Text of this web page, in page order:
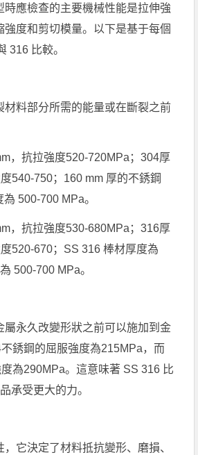
時應檢查的主要機械性能是拉伸強
強度和剪切模量。以下是基于每個
316 比較。
材料部分所需的能量或在斷裂之前
，抗拉強度520-720MPa；304厚
540-750；160 mm 厚的不銹鋼
500-700 MPa。
，抗拉強度530-680MPa；316厚
520-670；SS 316 棒材厚度為
500-700 MPa。
屬永久改變形狀之前可以施加到金
銹鋼的屈服強度為215MPa，而
為290MPa。這意味著 SS 316 比
承受更大的力。
它決定了材料抵抗變形、磨損、